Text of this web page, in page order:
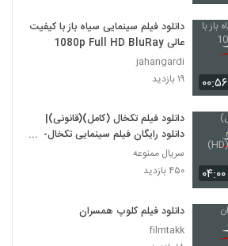
دانلود فیلم سینمایی بیتابی بیتا
دانلود فیلم اطراف آرامش با کیفیت عالی
دانلود فیلم بغض با کیفیت عالی
۱,۵۰۱ بازدید
دانلود فیلم قصه پریا به کارگردانی فریدون
۰۰:۵۶
دانلود فیلم سینمایی سیاه باز با کیفیت
عالی 1080p Full HD BluRay
jahangardi
۱۹ بازدید
۰۴:۰۰
دانلود فیلم تکخال (کامل)(قانونی)|
دانلود رایگان فیلم سینمایی تکخال-
(online)(HD)
سریال ممنوعه
۴۵۰ بازدید
دانلود فیلم کلوپ همسران
filmtakk